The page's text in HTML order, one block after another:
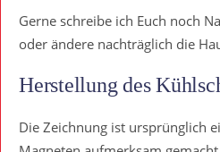
Gerne schreibe ich Euch noch
oder ändere nachträglich die
Herstellung des
Die Zeichnung ist ursprünglich